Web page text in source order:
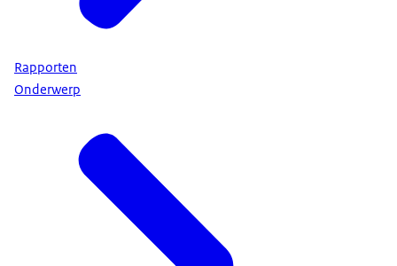
Rapporten
Onderwerp